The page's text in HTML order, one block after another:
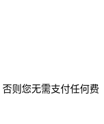
则您无需支付任何费